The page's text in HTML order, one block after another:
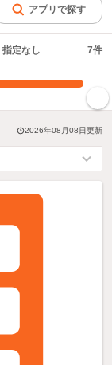
アプリで探す
指定なし 7件
2026年08月08日更新